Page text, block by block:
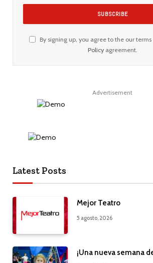
By signing up, you agree to the our
Policyagreement.
Advertisement
Latest Posts
Mejor Teatro
5 agosto, 2026
¡Una nueva semana